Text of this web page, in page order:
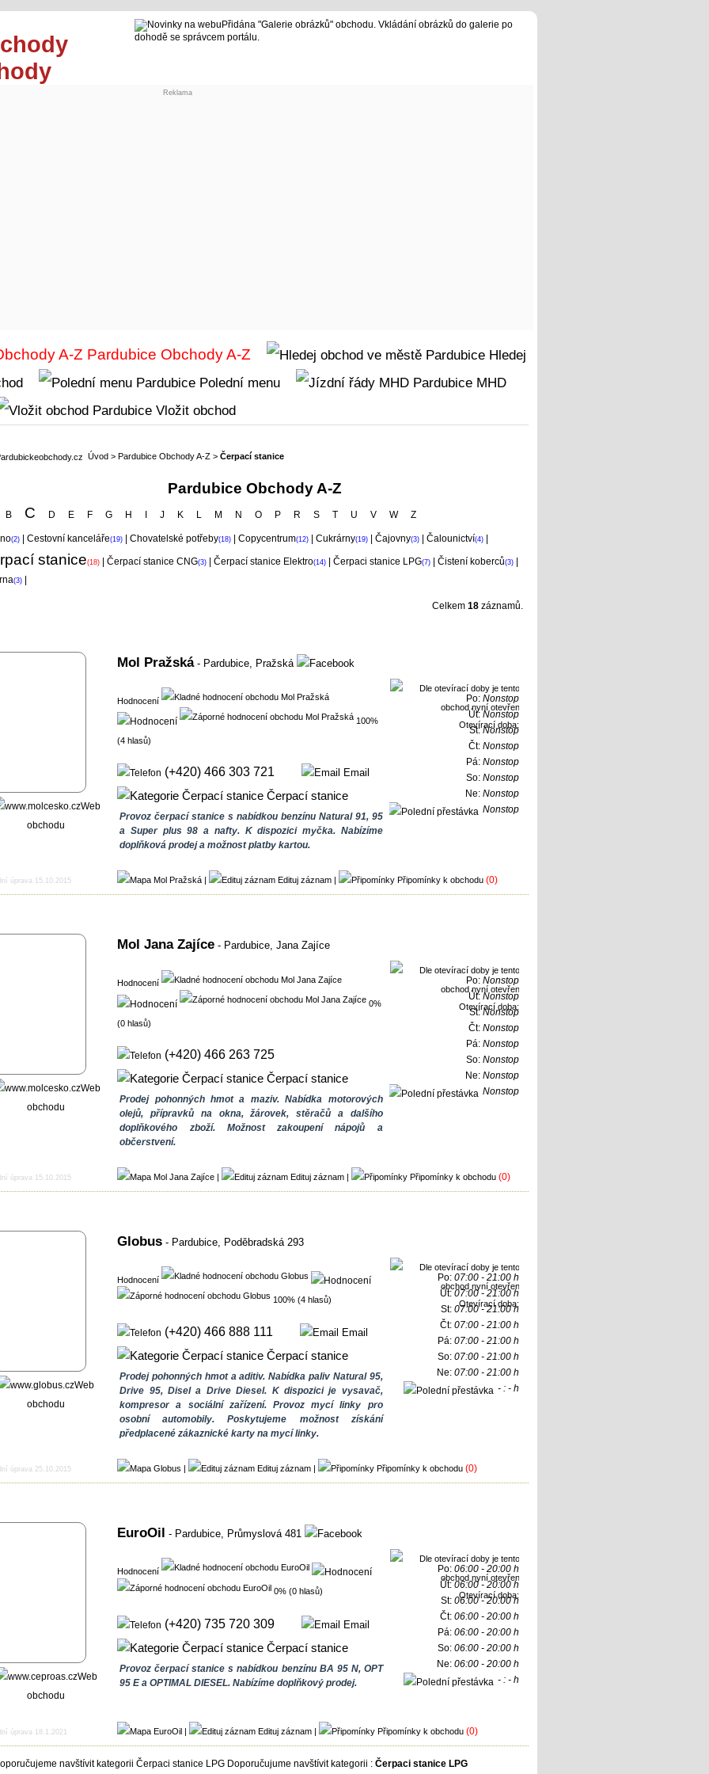
Přidána "Galerie obrázků" obchodu. Vkládání obrázků do galerie po
dohodě se správcem portálu.
Reklama
Obchody A-Z
Hledej
Polední menu
MHD
Vložit obchod
Úvod > Pardubice Obchody A-Z > Čerpací stanice
Pardubice Obchody A-Z
B C D E F G H J K L M N O P R S T U V W Z
(2) Cestovní kanceláře(19) Chovatelské potřeby(18) Copycentrum(12) Cukrárny(19) Čajovny(3) Čalounictví(4)
stanice(18) Čerpací stanice CNG(3) Čerpací stanice Elektro(14) Čerpaci stanice LPG(7) Čistení koberců(3)
(3)
Celkem 18 záznamů.
Web
obchodu
Mol Pražská- Pardubice, Pražská
Hodnocení
100%
(4 hlasů)
(+420) 466 303 721 Email
Čerpací stanice
Provoz čerpací stanice s nabídkou benzínu Natural 91, 95
a Super plus 98 a nafty. K dispozici myčka. Nabízíme
doplňková prodej a možnost platby kartou.
Otevírací doba:
Po: Nonstop
Út: Nonstop
St:Nonstop
Čt: Nonstop
Pá: Nonstop
So: Nonstop
Ne: Nonstop
Nonstop
úprava 15.10.2015 Edituj záznam Připomínky k obchodu (0)
Web
obchodu
Mol Jana Zajíce - Pardubice,Jana Zajíce
Hodnocení
0%
(0 hlasů)
(+420) 466 263 725
Čerpací stanice
Prodej pohonných hmot a maziv. Nabídka motorových
olejů, přípravků na okna, žárovek, stěračů a dalšího
doplňkového zboží. Možnost zakoupení nápojů a
občerstvení.
Otevírací doba:
Po: Nonstop
Út: Nonstop
St:Nonstop
Čt: Nonstop
Pá: Nonstop
So: Nonstop
Ne: Nonstop
Nonstop
úprava 15.10.2015 | Edituj záznam | Připomínky k obchodu (0)
Web
obchodu
Globus - Pardubice, Poděbradská 293
Hodnocení
100% (4 hlasů)
(+420) 466 888 111 Email
Čerpací stanice
Prodej pohonných hmot a aditiv. Nabídka paliv Natural 95,
Drive 95, Disel a Drive Diesel. K dispozici je vysavač,
kompresor a sociální zařízení. Provoz mycí linky pro
osobní automobily. Poskytujeme možnost získání
předplacené zákaznické karty na mycí linky.
Otevírací doba:
Po: 07:00 - 21:00 h
Út:07:00 - 21:00 h
St: 07:00 - 21:00 h
Čt: 07:00 - 21:00 h
Pá: 07:00 - 21:00 h
So: 07:00 - 21:00 h
Ne: 07:00 - 21:00 h
- : - h
úprava 25.10.2015 | Edituj záznam | Připomínky k obchodu (0)
Web
obchodu
EuroOil - Pardubice, Průmyslová 481
Hodnocení
0% (0 hlasů)
(+420) 735 720 309 Email
Čerpací stanice
Provoz čerpací stanice s nabídkou benzínu BA 95 N, OPT
95 E a OPTIMAL DIESEL. Nabízíme doplňkový prodej.
Otevírací doba:
Po: 06:00 - 20:00 h
Út: 06:00 - 20:00 h
St: 06:00 - 20:00 h
Čt: 06:00 - 20:00 h
Pá: 06:00 - 20:00 h
So: 06:00 - 20:00 h
Ne: 06:00 - 20:00 h
- : - h
úprava 18.1.2021 | Edituj záznam | Připomínky k obchodu (0)
Doporučujume navštívit kategorii : Čerpaci stanice LPG